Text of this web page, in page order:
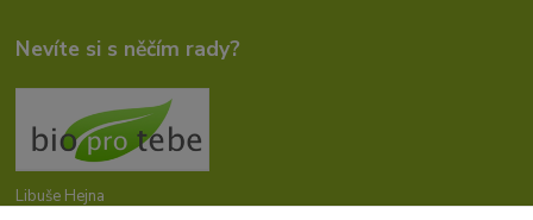
Nevíte si s něčím rady?
Libuše Hejna